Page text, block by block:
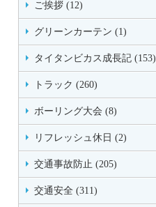
ご挨拶 (12)
グリーンカーテン (1)
タイタンビカス成長記 (153)
トラック (260)
ボーリング大会 (8)
リフレッシュ休日 (2)
交通事故防止 (205)
交通安全 (311)